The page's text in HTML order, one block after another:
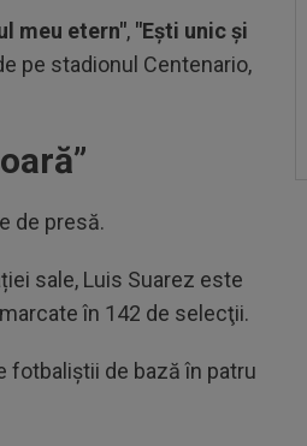
meu etern", "Eşti unic şi
pe stadionul Centenario,
de presă.
sale, Luis Suarez este
în 142 de selecţii.
fotbaliștii de bază în patru